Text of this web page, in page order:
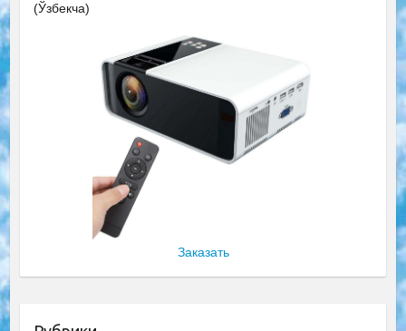
(Ўзбекча)
Заказать